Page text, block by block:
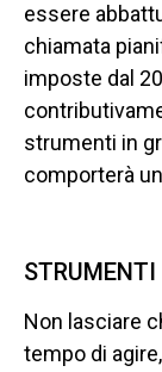
essere
chiamata
imposte dal
strumenti in
comporterà
STRUMENTI
Non lasciare
tempo di